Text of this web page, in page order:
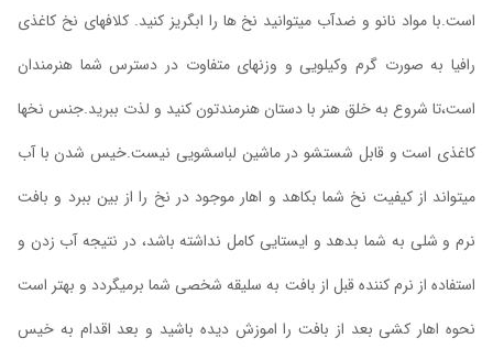
است.با مواد نانو و ضدآب میتوانید نخ ها را ابگریز کنید. کلافهای نخ کاغذی
رافیا به صورت گرم وکیلویی و وزنهای متفاوت در دسترس شما هنرمندان
است،تا شروع به خلق هنر با دستان هنرمندتون کنید و لذت ببرید.جنس نخها
کاغذی است و قابل شستشو در ماشین لباسشویی نیست.خیس شدن با آب
میتواند از کیفیت نخ شما بکاهد و اهار موجود در نخ را از بین ببرد و بافت
نرم و شلی به شما بدهد و ایستایی کامل نداشته باشد، در نتیجه آب زدن و
استفاده از نرم کننده قبل از بافت به سلیقه شخصی شما برمیگردد و بهتر است
نحوه اهار کشی بعد از بافت را اموزش دیده باشید و بعد اقدام به خیس